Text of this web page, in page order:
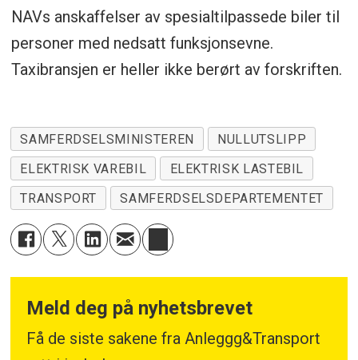
NAVs anskaffelser av spesialtilpassede biler til
personer med nedsatt funksjonsevne.
Taxibransjen er heller ikke berørt av forskriften.
SAMFERDSELSMINISTEREN
NULLUTSLIPP
ELEKTRISK VAREBIL
ELEKTRISK LASTEBIL
TRANSPORT
SAMFERDSELSDEPARTEMENTET
Meld deg på nyhetsbrevet
Få de siste sakene fra Anleggg&Transport